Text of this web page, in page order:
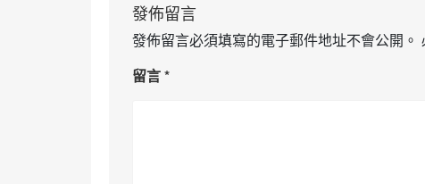
發佈留言
發佈留言必須填寫的電子郵件地址不會公開。
留言*